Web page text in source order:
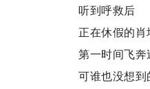
听到呼救后
正在休假的肖
第一时间飞
可谁也没想到